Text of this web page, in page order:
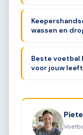
wassen en
Beste voetbal
voor jouw